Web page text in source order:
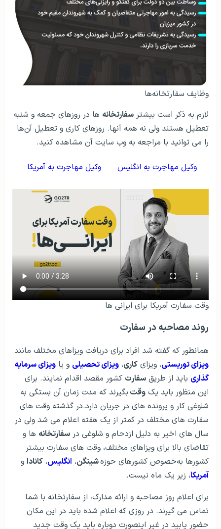
وظایف سفارتخانه‌ها
لازم به ذکر است بیشتر سفارتخانه ها در روزهای جمعه و شنبه
تعطیل هستند ولی نه همه آنها. روزهای کاری و تعطیل آن‌ها
را می توانید با مراجعه به وب سایت آن مشاهده کنید.
وکیل مهاجرت به انگلیس وکیل مهاجرت به آمریکا
وقت سفارت آمریکا برای ایرانی ها
روند مصاحبه در سفارت
همانطور که گفته شد افراد برای دریافت ویزاهای مختلف مانند
ویزای توریستی، ویزای کاری، ویزای تحصیلی و یا ویزای سرمایه
گذاری باید از طریق سفارت کشور مقصد اقدام نمایند. برای
این منظور باید یک وقت بگیرند که مدت زمان آن بستگی به
شلوغی کار و پرونده های در جریان دارد.در گذشته وقت های
سفارت های مختلف در کمتر از یک هفته اعلام می شد ولی در
سال های اخیر به دلیل ازدحام و شلوغی در سفارتخانه ها و
تقاضای بالا برای ویزاهای مختلف، وقت های سفارت بیشتر
کشورها به‌خصوص کشورهای حوزهشینگن، انگلیس، کانادا و
آمریکا، زیر یک ماه نیست.
برای اعلام روز مصاحبه و ارائه مدارک، از سفارتخانه با شما
تماس می گیرند. در روزی که اعلام شده باید در این مکان
حضور یابید در غیر اینصورت دوباره باید یک وقت جدید